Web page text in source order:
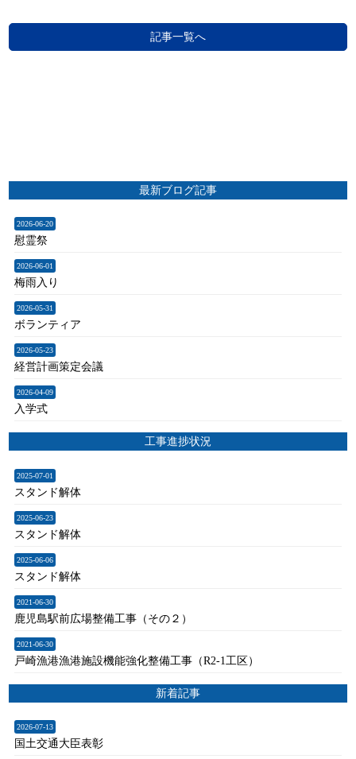
記事一覧へ
最新ブログ記事
2026-06-20
慰霊祭
2026-06-01
梅雨入り
2026-05-31
ボランティア
2026-05-23
経営計画策定会議
2026-04-09
入学式
工事進捗状況
2025-07-01
スタンド解体
2025-06-23
スタンド解体
2025-06-06
スタンド解体
2021-06-30
鹿児島駅前広場整備工事（その２）
2021-06-30
戸崎漁港漁港施設機能強化整備工事（R2-1工区）
新着記事
2026-07-13
国土交通大臣表彰